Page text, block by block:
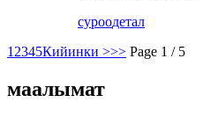
суроодетал
1 2345Кийинки >>> Page 1 / 5
маалымат